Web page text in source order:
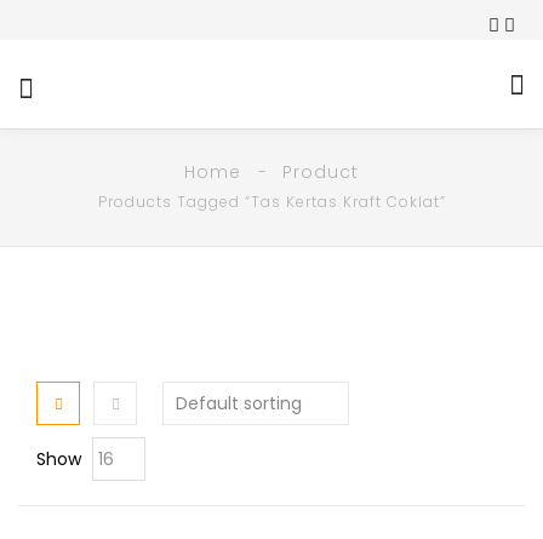
Home Product
Products Tagged “Tas Kertas Kraft Coklat”
Show